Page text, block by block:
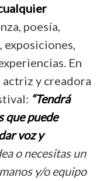
poesía,
exposiciones,
En
actriz y creadora
“Tendrá
que puede
voz y
o necesitas un
y/o equipo